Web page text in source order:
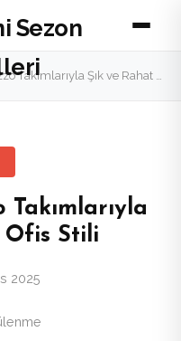
Blazer ve Palazzo Takımlarıyla Şık ve Rahat Ofis Stili
Ofis Stili
2025